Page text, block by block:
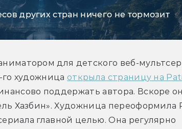
других стран ничего не тормозит
для детского веб-
го художница открыла страницу на
поддержать автора. Вскоре
Хазбин». Художница переоформила
главной целью. Она регулярно